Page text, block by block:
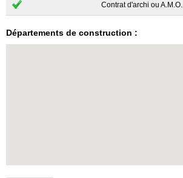
Contrat d'archi ou A.M.O.
Départements de construction :